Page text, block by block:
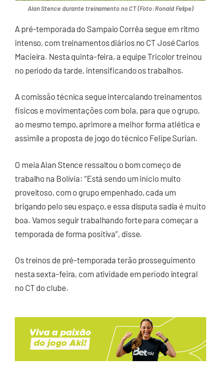
Alan Stence durante treinamento no CT (Foto: Ronald Felipe)
A pré-temporada do Sampaio Corrêa segue em ritmo
intenso, com treinamentos diários no CT José Carlos
Macieira. Nesta quinta-feira, a equipe Tricolor treinou
no período da tarde, intensificando os trabalhos.
A comissão técnica segue intercalando treinamentos
físicos e movimentações com bola, para que o grupo,
ao mesmo tempo, aprimore a melhor forma atlética e
assimile a proposta de jogo do técnico Felipe Surian.
O meia Alan Stence ressaltou o bom começo de
trabalho na Bolívia: “Está sendo um início muito
proveitoso, com o grupo empenhado, cada um
brigando pelo seu espaço, e essa disputa sadia é muito
boa. Vamos seguir trabalhando forte para começar a
temporada de forma positiva”, disse.
Os treinos de pré-temporada terão prosseguimento
nesta sexta-feira, com atividade em período integral
no CT do clube.